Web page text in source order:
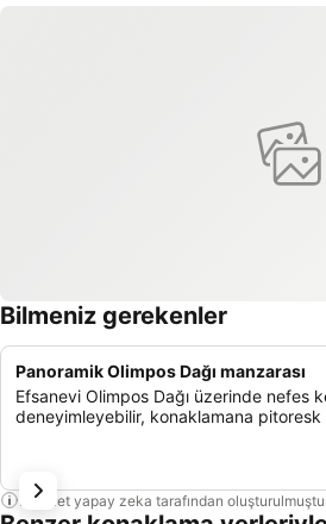
Bilmeniz gerekenler
Panoramik Olimpos Dağı manzarası
Efsanevi Olimpos Dağı üzerinde nefes
deneyimleyebilir, konaklamana
Bu özet yapay zeka tarafından